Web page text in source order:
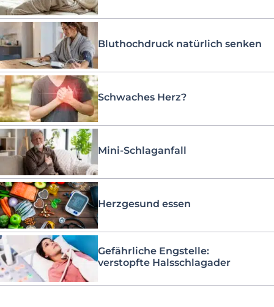
Bluthochdruck natürlich senken
Schwaches Herz?
Mini-Schlaganfall
Herzgesund essen
Gefährliche Engstelle:
verstopfte Halsschlagader